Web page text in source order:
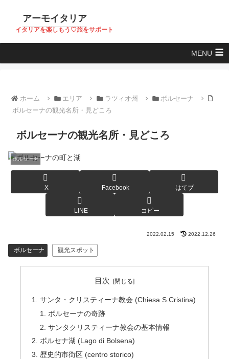
アーモイタリア
イタリアを楽しもう♡旅をサポート
MENU
ホーム エリア ラツィオ州
ボルセーナ
ボルセーナの観光名所・見どころ
ボルセーナの観光名所・見どころ
ボルセーナ
X Facebook はてブ
LINE コピー
2022.02.15 2022.12.26
ボルセーナ 観光スポット
目次
サンタ・クリスティーナ教会 (Chiesa S.Cristina)
ボルセーナの奇跡
サンタクリスティーナ教会の基本情報
ボルセナ湖 (Lago di Bolsena)
歴史的市街区 (centro storico)